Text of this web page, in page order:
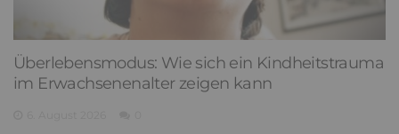
Überlebensmodus: Wie sich ein Kindheitstrauma
im Erwachsenenalter zeigen kann